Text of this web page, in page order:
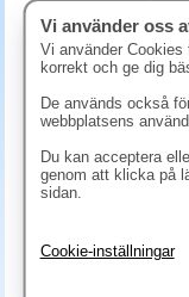
Vi använder oss
Vi använder
korrekt och ge dig
De används också
webbplatsens
Du kan acceptera
genom att klicka på
sidan.
Cookie-inställningar